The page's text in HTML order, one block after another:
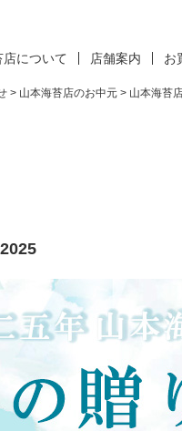
店について 店舗案内 お
> 山本海苔店のお中元> 山本海苔